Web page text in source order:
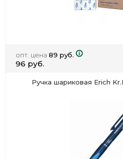
опт. цена 89 руб.
96 руб.
Ручка шариковая Erich